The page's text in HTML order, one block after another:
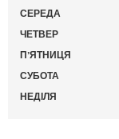
СЕРЕДА
ЧЕТВЕР
ПʼЯТНИЦЯ
СУБОТА
НЕДІЛЯ